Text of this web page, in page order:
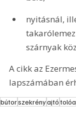
nyitásnál,
szárnyak
A cikk az
lapszámában
bútorszekrényajtó